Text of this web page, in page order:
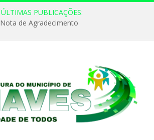
ÚLTIMAS PUBLICAÇÕES:
Nota de Agradecimento